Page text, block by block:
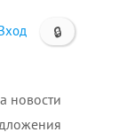
🔒
новости